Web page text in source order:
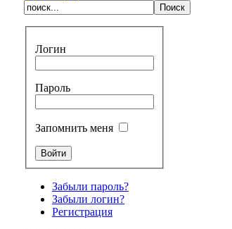
Логин
Пароль
Запомнить меня
Забыли пароль?
Забыли логин?
Регистрация